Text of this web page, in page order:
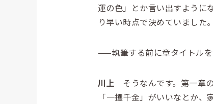
運の色」とか言い出すように
り早い時点で決めていました。
——執筆する前に章タイトルを
川上 そうなんです。第一章
「一攫千金 」がいいなとか、